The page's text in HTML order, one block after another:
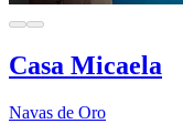
Casa Micaela
Navas de Oro